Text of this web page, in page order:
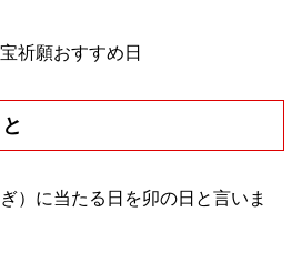
祈願おすすめ日
）に当たる日を卯の日と言いま